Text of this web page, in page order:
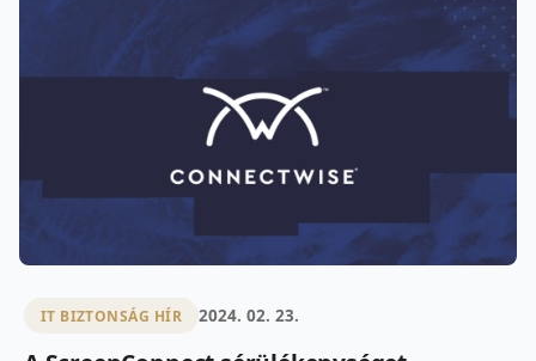
IT BIZTONSÁG HÍR 2024. 02. 23.